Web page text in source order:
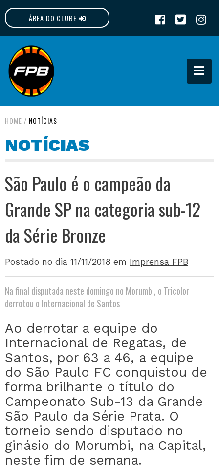
ÁREA DO CLUBE
FPB
HOME / NOTÍCIAS
NOTÍCIAS
São Paulo é o campeão da
Grande SP na categoria sub-12
da Série Bronze
Postado no dia 11/11/2018 em Imprensa FPB
Na final disputada neste domingo no Morumbi, o Tricolor
derrotou o Internacional de Santos
Ao derrotar a equipe do
Internacional de Regatas, de
Santos, por 63 a 46, a equipe
do São Paulo FC conquistou de
forma brilhante o título do
Campeonato Sub-13 da Grande
São Paulo da Série Prata. O
torneio sendo disputado no
ginásio do Morumbi, na Capital,
neste fim de semana.